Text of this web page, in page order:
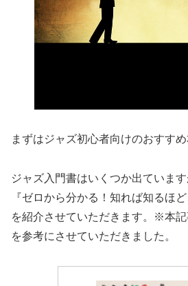
まずはジャズ初心者向けのおすすめ
ジャズ入門書はいくつか出ています
『ゼロから分かる！知れば知るほ
を紹介させていただきます。※本
を参考にさせていただきました。